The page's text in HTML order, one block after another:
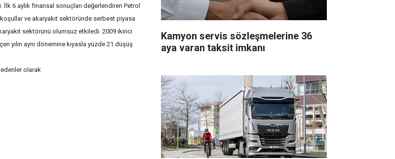
6 aylık finansal sonuçları değerlendiren Petrol
ve akaryakıt sektöründe serbest piyasa
sektörünü olumsuz etkiledi. 2009 ikinci
yılın aynı dönemine kıyasla yüzde 21 düşüş
olarak
Kamyon servis sözleşmelerine 36
aya varan taksit imkanı